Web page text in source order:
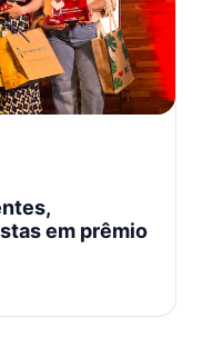
em prêmio